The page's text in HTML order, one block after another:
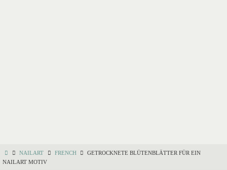
NAILART FRENCH
GETROCKNETE BLÜTENBLÄTTER FÜR EIN
NAILART MOTIV